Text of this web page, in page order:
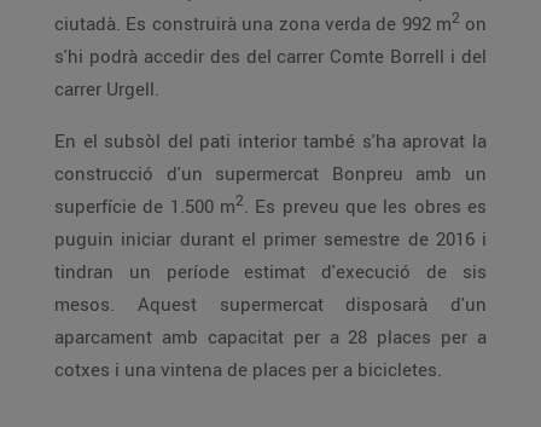
ciutadà. Es construirà una zona verda de 992 m2 on
s'hi podrà accedir des del carrer Comte Borrell i del
carrer Urgell.
En el subsòl del pati interior també s'ha aprovat la
construcció d'un supermercat Bonpreu amb un
superfície de 1.500 m2. Es preveu que les obres es
puguin iniciar durant el primer semestre de 2016 i
tindran un període estimat d'execució de sis
mesos. Aquest supermercat disposarà d'un
aparcament amb capacitat per a 28 places per a
cotxes i una vintena de places per a bicicletes.